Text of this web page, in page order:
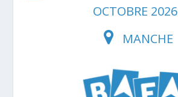
OCTOBRE 2026
MANCHE